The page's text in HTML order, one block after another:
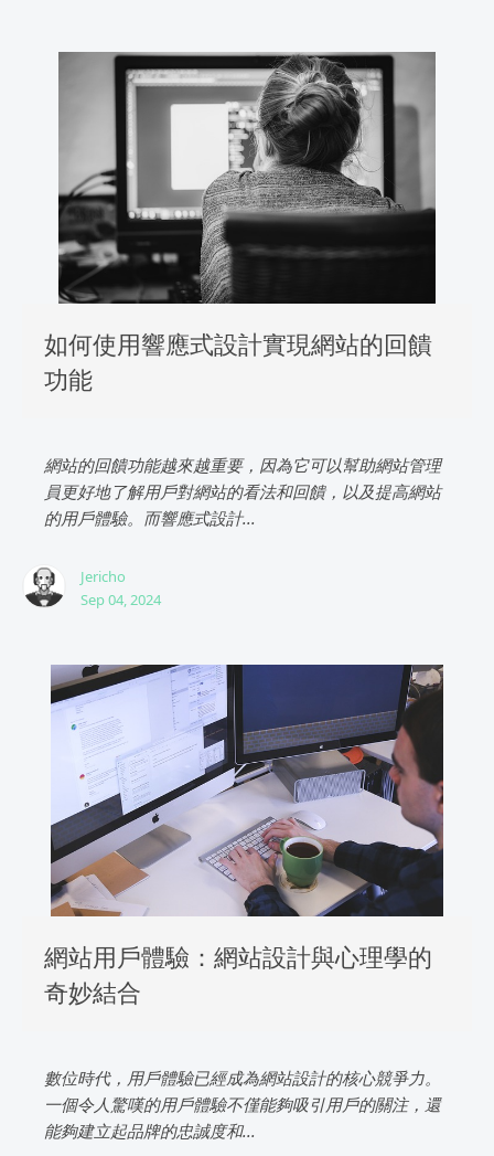
如何使用響應式設計實現網站的回饋
功能
網站的回饋功能越來越重要，因為它可以幫助網站管理
員更好地了解用戶對網站的看法和回饋，以及提高網站
的用戶體驗。而響應式設計...
Jericho
Sep 04, 2024
網站用戶體驗：網站設計與心理學的
奇妙結合
數位時代，用戶體驗已經成為網站設計的核心競爭力。
一個令人驚嘆的用戶體驗不僅能夠吸引用戶的關注，還
能夠建立起品牌的忠誠度和...